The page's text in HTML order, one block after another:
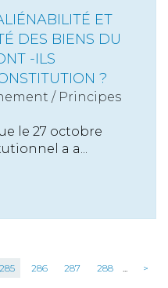
ET
DES BIENS DU
-ILS
?
/ Principes
le 27 octobre
a a...
285 286 287 288 ... >